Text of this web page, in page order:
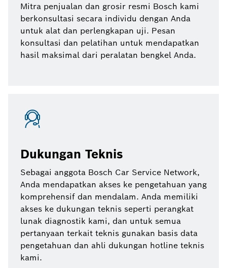
Mitra penjualan dan grosir resmi Bosch kami
berkonsultasi secara individu dengan Anda
untuk alat dan perlengkapan uji. Pesan
konsultasi dan pelatihan untuk mendapatkan
hasil maksimal dari peralatan bengkel Anda.
Dukungan Teknis
Sebagai anggota Bosch Car Service Network,
Anda mendapatkan akses ke pengetahuan yang
komprehensif dan mendalam. Anda memiliki
akses ke dukungan teknis seperti perangkat
lunak diagnostik kami, dan untuk semua
pertanyaan terkait teknis gunakan basis data
pengetahuan dan ahli dukungan hotline teknis
kami.